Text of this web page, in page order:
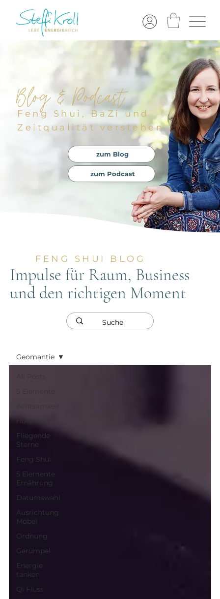
Blog & Podcast
Feng Shui, BaZi und
Zeitqualität verstehen
zum Blog
zum Podcast
FENG SHUI BLOG
Impulse für Raum, Business
und den richtigen Moment
Horoskop
Fliegende
Sterne
Feng Shui
5 Elemente
Ernährung
Datumswahl
Ausrichtung
Möbel
Ordnung
Gerümpel
Energie
tanken
Qi Fluss
Geomantie